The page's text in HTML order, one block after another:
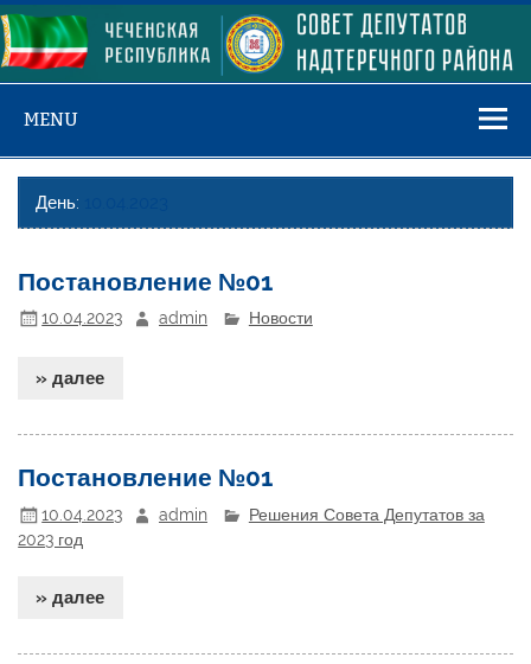
Skip
to
content
MENU
День:
Постановление №01
10.04.2023 admin Новости
» далее
Постановление №01
10.04.2023 admin
Решения Совета Депутатов за
2023 год
» далее